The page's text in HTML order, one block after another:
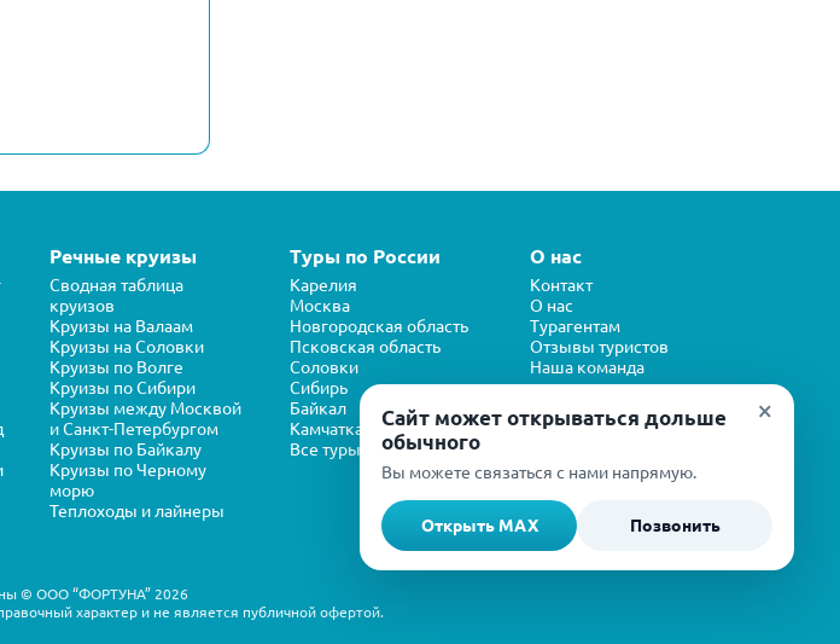
Речные круизы
Сводная таблица
круизов
Круизы на Валаам
Круизы на Соловки
Круизы по Волге
Круизы по Сибири
Круизы между Москвой
и Санкт-Петербургом
Круизы по Байкалу
Круизы по Черному
морю
Теплоходы и лайнеры
Туры по России
Карелия
Москва
Новгородская область
Псковская область
Соловки
Сибирь
Байкал
Камчатка
Все туры
О нас
Контакт
О нас
Турагентам
Отзывы туристов
Наша команда
© ООО “ФОРТУНА” 2026
характер и не является публичной офертой.
×
Сайт может открываться дольше
обычного
Вы можете связаться с нами напрямую.
Открыть MAX Позвонить